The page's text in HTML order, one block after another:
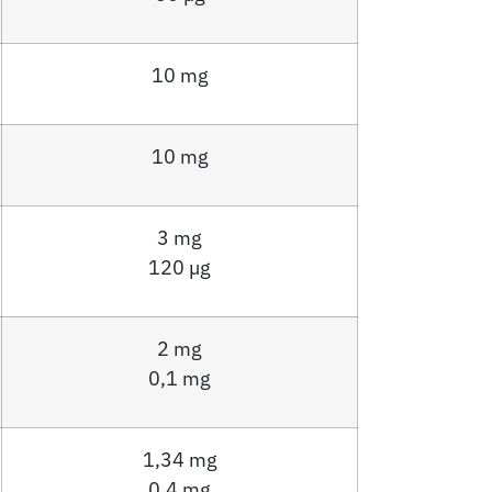
10 mg
10 mg
3 mg
120 µg
2 mg
0,1 mg
1,34 mg